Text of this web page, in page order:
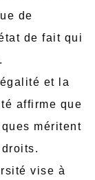
de
de fait qui
et la
affirme que
méritent
vise à